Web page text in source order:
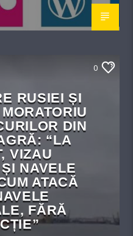
0
RUSIEI ȘI
DIN
“LA
VIZAU
NAVELE
ATACĂ
FĂRĂ